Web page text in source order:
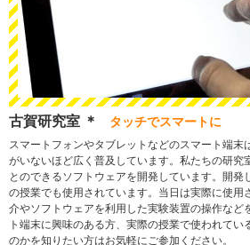
古賀研究室 ＊ タッチでスマートに
スマートフォンやタブレットなどのスマート端末
がいないほど広く普及しています。私たちの研究
とのできるソフトウェアを開発しています。開発
の授業でも使用されています。当日は実際に使用
介やソフトウェアを利用した実験装置の操作など
ト端末に興味のある方、実際の授業で使われてい
のかを知りたい方はお気軽にご参加ください。